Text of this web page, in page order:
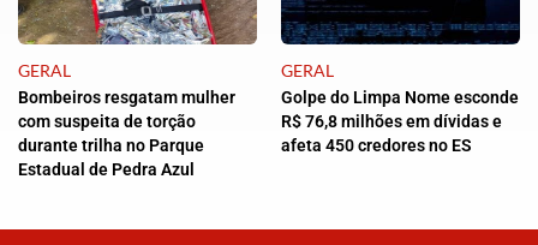
GERAL
Bombeiros resgatam mulher
com suspeita de torção
durante trilha no Parque
Estadual de Pedra Azul
GERAL
Golpe do Limpa Nome esconde
R$ 76,8 milhões em dívidas e
afeta 450 credores no ES